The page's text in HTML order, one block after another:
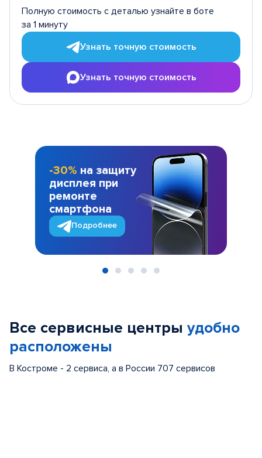
Полную стоимость с деталью узнайте в боте
за 1 минуту
Узнать точную стоимость
Узнать точную стоимость
-30% на защиту
дисплея при
ремонте
смартфона
Подробнее
Все сервисные центры удобно
расположены
В Костроме - 2 сервиса, а в России 707 сервисов